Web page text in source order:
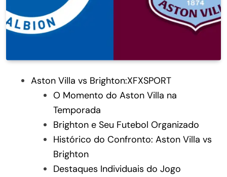
Aston Villa vs Brighton:XFXSPORT
O Momento do Aston Villa na
Temporada
Brighton e Seu Futebol Organizado
Histórico do Confronto: Aston Villa vs
Brighton
Destaques Individuais do Jogo